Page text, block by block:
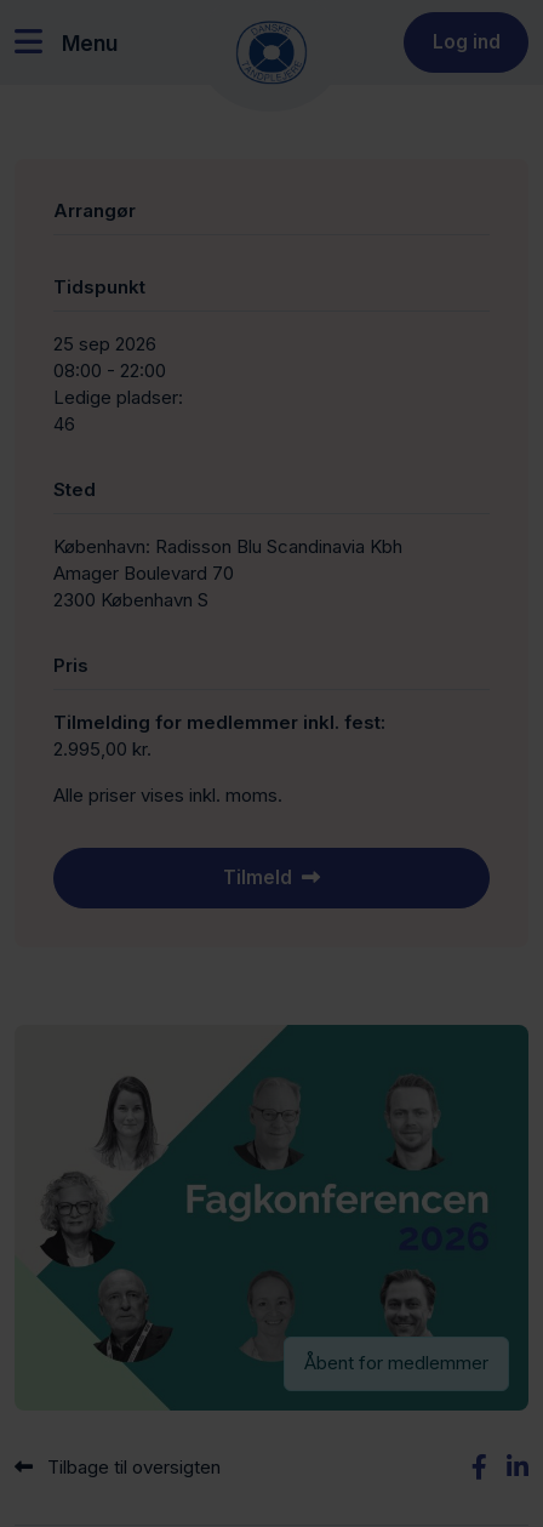
Menu Log ind
Åbent for medlemmer
Tilbage til oversigten
Arrangør
Tidspunkt
25 sep 2026
08:00 - 22:00
Ledige pladser:
46
Sted
København: Radisson Blu Scandinavia Kbh
Amager Boulevard 70
2300 København S
Pris
Tilmelding for medlemmer inkl. fest:
2.995,00 kr.
Alle priser vises inkl. moms.
Tilmeld